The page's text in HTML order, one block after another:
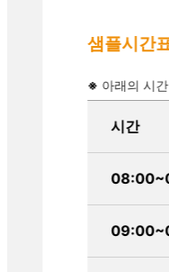
샘플시간
※ 아래의 시
시간